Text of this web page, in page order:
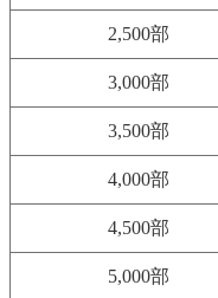
2,500部
3,000部
3,500部
4,000部
4,500部
5,000部